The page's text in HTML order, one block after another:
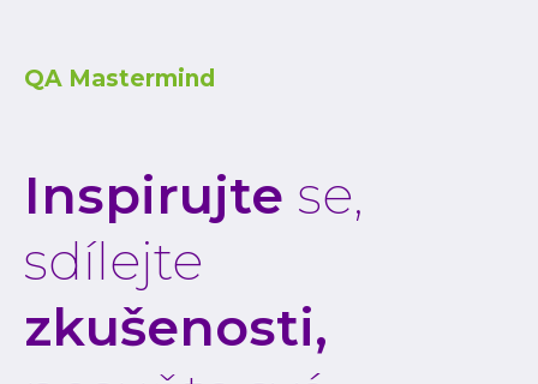
QA Mastermind
Inspirujte se,
sdílejte
zkušenosti,